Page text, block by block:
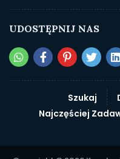
UDOSTĘPNIJ NAS
Szukaj
Najczęściej